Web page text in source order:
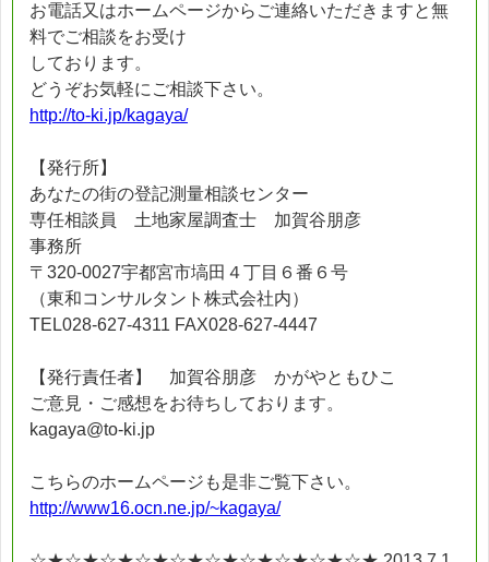
お電話又はホームページからご連絡いただきますと無
料でご相談をお受け
しております。
どうぞお気軽にご相談下さい。
http://to-ki.jp/kagaya/
【発行所】
あなたの街の登記測量相談センター
専任相談員 土地家屋調査士 加賀谷朋彦
事務所
〒320-0027宇都宮市塙田４丁目６番６号
（東和コンサルタント株式会社内）
TEL028-627-4311 FAX028-627-4447
【発行責任者】 加賀谷朋彦 かがやともひこ
ご意見・ご感想をお待ちしております。
kagaya@to-ki.jp
こちらのホームページも是非ご覧下さい。
http://www16.ocn.ne.jp/~kagaya/